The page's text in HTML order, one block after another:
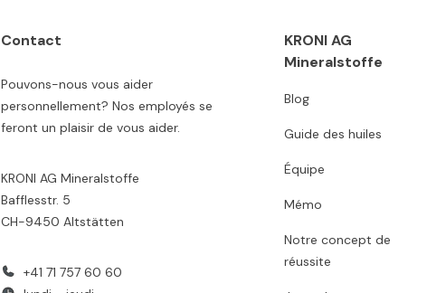
Contact
Pouvons-nous vous aider
personnellement? Nos employés se
feront un plaisir de vous aider.
KRONI AG Mineralstoffe
Bafflesstr. 5
CH-9450 Altstätten
+41 71 757 60 60
KRONI AG
Mineralstoffe
Blog
Guide des huiles
Équipe
Mémo
Notre concept de
réussite